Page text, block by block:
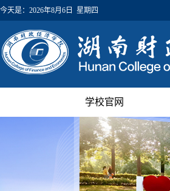
今天是： 2026年8月6日 星期四
学校官网